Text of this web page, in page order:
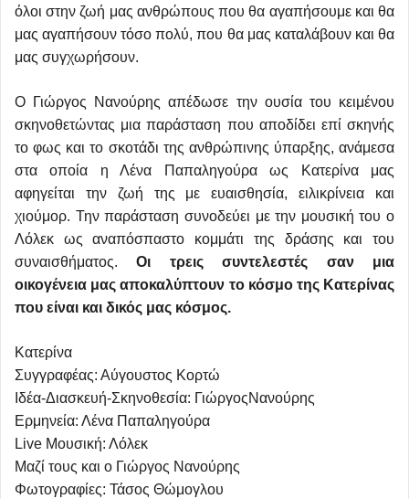
όλοι στην ζωή μας ανθρώπους που θα αγαπήσουμε και θα
μας αγαπήσουν τόσο πολύ, που θα μας καταλάβουν και θα
μας συγχωρήσουν.
Ο Γιώργος Νανούρης απέδωσε την ουσία του κειμένου
σκηνοθετώντας μια παράσταση που αποδίδει επί σκηνής
το φως και το σκοτάδι της ανθρώπινης ύπαρξης, ανάμεσα
στα οποία η Λένα Παπαληγούρα ως Κατερίνα μας
αφηγείται την ζωή της με ευαισθησία, ειλικρίνεια και
χιούμορ. Την παράσταση συνοδεύει με την μουσική του ο
Λόλεκ ως αναπόσπαστο κομμάτι της δράσης και του
συναισθήματος.Οι τρεις συντελεστές σαν μια
οικογένεια μας αποκαλύπτουν το κόσμο της Κατερίνας
που είναι και δικός μας κόσμος.
Κατερίνα
Συγγραφέας: Αύγουστος Κορτώ
Ιδέα-Διασκευή-Σκηνοθεσία: ΓιώργοςΝανούρης
Ερμηνεία: Λένα Παπαληγούρα
Live Μουσική: Λόλεκ
Mαζί τους και ο Γιώργος Νανούρης
Φωτογραφίες: Τάσος Θώμογλου